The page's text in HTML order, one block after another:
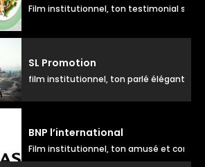
Film institutionnel, ton testimonial
SL Promotion
film institutionnel, ton parlé élégant
BNP l’international
Film institutionnel, ton amusé et